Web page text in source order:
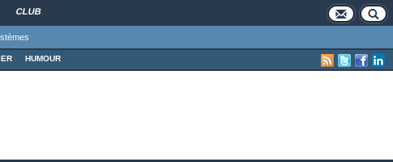
CLUB
HUMOUR